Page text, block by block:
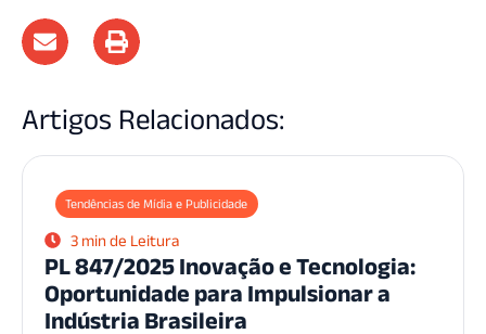
Artigos Relacionados:
Tendências de Mídia e Publicidade
3 min de Leitura
PL 847/2025 Inovação e Tecnologia:
Oportunidade para Impulsionar a
Indústria Brasileira